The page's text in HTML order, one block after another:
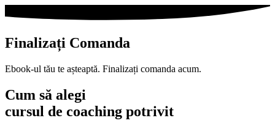
Finalizați Comanda
Ebook-ul tău te așteaptă. Finalizați comanda acum.
Cum să alegi
cursul de coaching potrivit